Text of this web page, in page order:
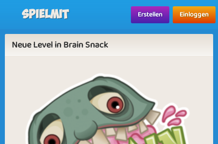
Spielmit Erstellen Einloggen
Neue Level in Brain Snack